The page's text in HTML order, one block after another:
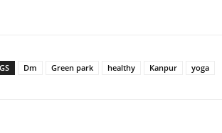
Dm Green park healthy Kanpur yoga